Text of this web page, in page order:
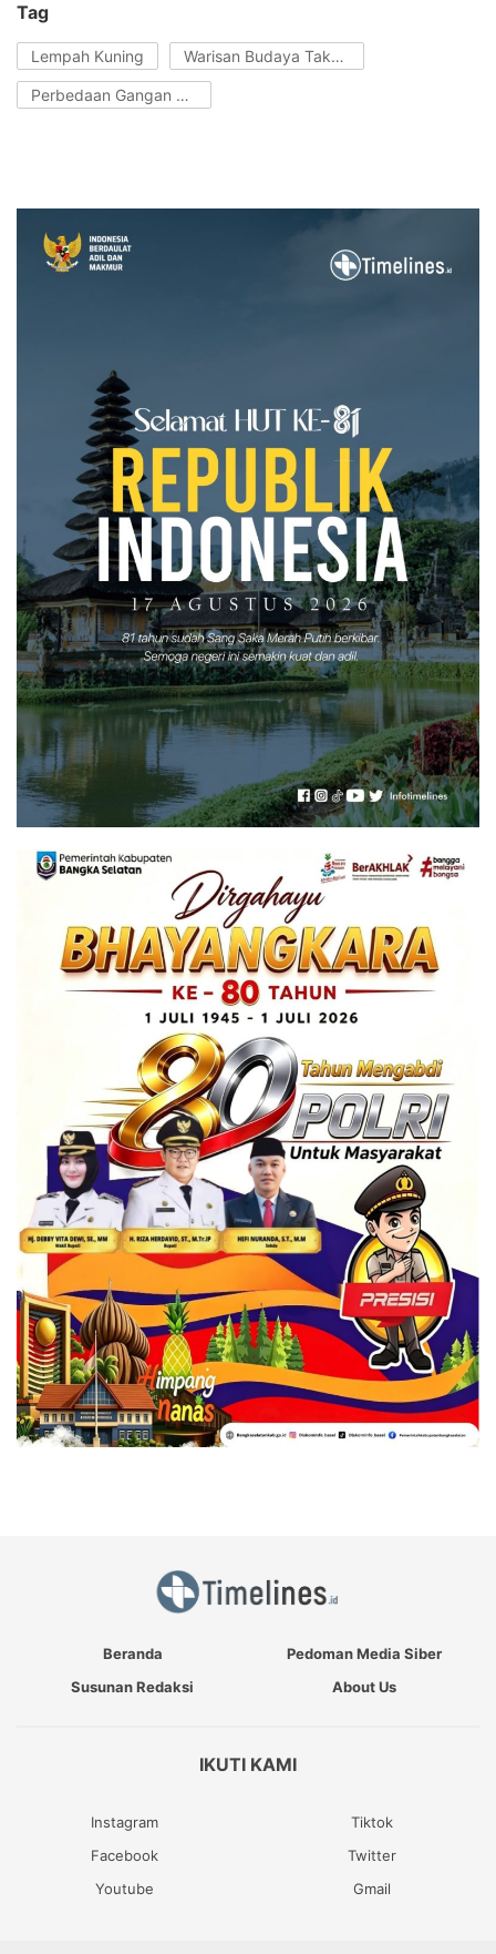
Tag
Lempah Kuning Warisan Budaya Takbenda Indonesia
Perbedaan Gangan Kuneng
Beranda
Pedoman Media Siber
Susunan Redaksi
About Us
IKUTI KAMI
Instagram
Tiktok
Facebook
Twitter
Youtube
Gmail